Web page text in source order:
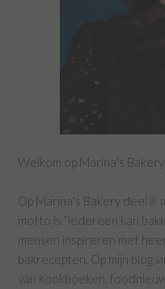
Welkom op Marina's
Op Marina's Bakery deel ik
motto is “iedereen kan
mensen inspireren met
bakrecepten. Op mijn blog
van kookboeken,